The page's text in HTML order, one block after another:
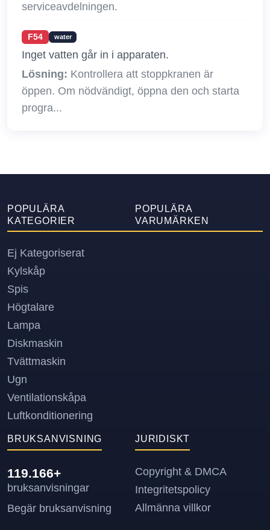
serviceavdelningen.
F54 water
Inget vatten går in i apparaten.
Lösning: Kontrollera att stoppkranen är
öppen. Om nödvändigt, öppna den och starta
progra...
POPULÄRA
KATEGORIER
Ej Kategoriserat
Kylskåp
Spis
Högtalare
Lampa
Diskmaskin
Tvättmaskin
Ugn
Ventilationskåpa
Luftkonditionering
POPULÄRA
VARUMÄRKEN
BRUKSANVISNING
119.166+
bruksanvisningar
Begär bruksanvisning
JURIDISKT
Copyright & DMCA
Integritetspolicy
Allmänna villkor